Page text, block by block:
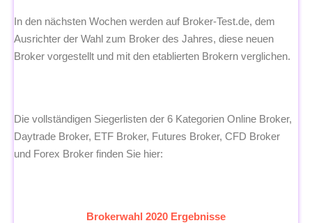
In den nächsten Wochen werden auf Broker-Test.de, dem
Ausrichter der Wahl zum Broker des Jahres, diese neuen
Broker vorgestellt und mit den etablierten Brokern verglichen.
Die vollständigen Siegerlisten der 6 Kategorien Online Broker,
Daytrade Broker, ETF Broker, Futures Broker, CFD Broker
und Forex Broker finden Sie hier:
Brokerwahl 2020 Ergebnisse